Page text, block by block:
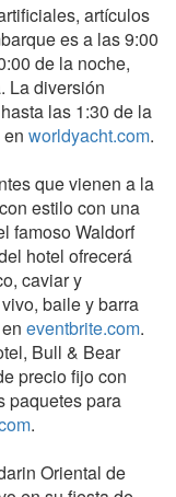
artículos
es a las 9:00
de la noche,
La diversión
las 1:30 de la
worldyacht.com.
que vienen a la
estilo con una
famoso Waldorf
hotel ofrecerá
caviar y
baile y barra
eventbrite.com.
Bull & Bear
precio fijo con
paquetes para
.
Oriental de